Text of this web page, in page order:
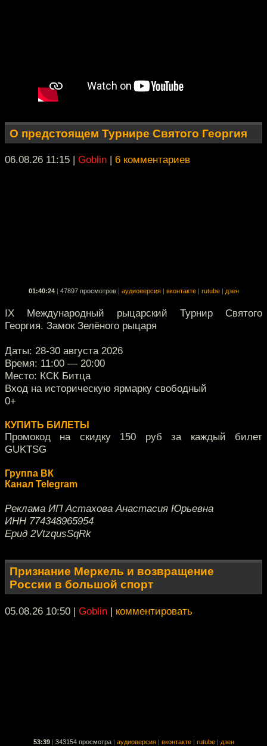
О предстоящем Турнире Святого Георгия
06.08.26 11:15 | Goblin | 6 комментариев
01:40:24 | 47897 просмотров | аудиоверсия | вконтакте | rutube | дзен
IX Международный рыцарский Турнир Святого
Георгия. Замок Зелёного рыцаря
Даты: 28-30 августа 2026
Время: 11:00 — 20:00
Место: КСК Битца
Вход на историческую ярмарку свободный
0+
КУПИТЬ БИЛЕТЫ
Промокод на скидку 150 руб за каждый билет
GUKTSG
Группа ВК
Канал Telegram
Реклама ИП Астахова Анастасия Юрьевна
ИНН 774348965954
Ерид 2VtzqusSqRk
Признание Меркель и возвращение
России в большой спорт
05.08.26 10:50 | Goblin | комментировать
53:39 | 343154 просмотра | аудиоверсия | вконтакте | rutube | дзен